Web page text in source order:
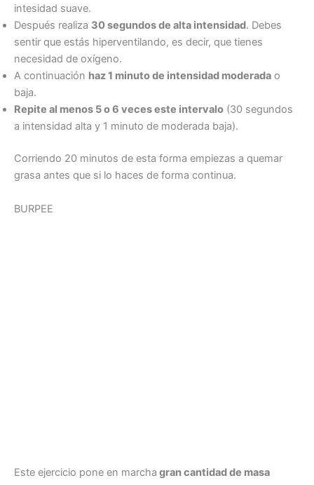
intesidad suave.
Después realiza 30 segundos de alta intensidad. Debes
sentir que estás hiperventilando, es decir, que tienes
necesidad de oxígeno.
A continuación haz 1 minuto de intensidad moderada o
baja.
Repite al menos 5 o 6 veces este intervalo (30 segundos
a intensidad alta y 1 minuto de moderada baja).
Corriendo 20 minutos de esta forma empiezas a quemar
grasa antes que si lo haces de forma continua.
BURPEE
Este ejercicio pone en marcha gran cantidad de masa